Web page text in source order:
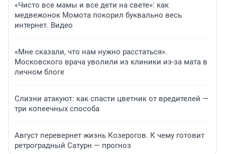
«Чисто все мамы и все дети на свете»: как
медвежонок Момота покорил буквально весь
интернет. Видео
«Мне сказали, что нам нужно расстаться».
Московского врача уволили из клиники из-за мата в
личном блоге
Слизни атакуют: как спасти цветник от вредителей —
три копеечных способа
Август перевернет жизнь Козерогов. К чему готовит
ретроградный Сатурн — прогноз